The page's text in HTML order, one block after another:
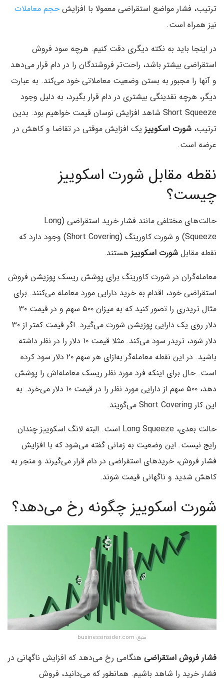
ترتیب، فشار مواضع استقراضی معمولا با افزایش حجم معاملات
نیز همراه است.
در اینجا باید به نکته دیگری دقت کنیم. هرچه سود فروش
استقراضی بیشتر باشد، راحت‌تر فروشندگان را در دام قرار می‌دهد
و آنها را مجبور به بستن وضعیت معاملاتی خود می‌کند. به عبارت
دیگر، هرچه نقدینگی بیشتری در دام قرار بگیرد، به دلیل وجود
Short Squeeze شاهد افزایش نوسان قیمت خواهیم بود. بدین
ترتیب، شورت اسکوییز یک افزایش موقتی در تقاضا و کاهش در
عرضه است.
نقطه مقابل شورت اسکوییز
چیست؟
حالت‌های مختلفی مانند فشار خرید استقراضی (Long
Squeeze) و شورت کاورینگ (Short Covering) وجود دارد که
نقطه مقابل شورت اسکوییز هستند.
معامله‌گران در شورت کاورینگ برای پوشش ریسک پوزیشن فروش
استقراضی خود، اقدام به خرید دارایی مورد معامله می‌کنند. برای
مثال تریدری را تصور کنید که به میزان ۵۰۰ سهم و در قیمت ۳۰
دلار روی یک دارایی پوزیشن شورت می‌گیرد. اگر قیمت کمتر از ۳۰
دلار شود، تریدر سود می‌کند. مثلا قیمت ۱۰ دلار را در نظر داشته
باشید. در این نقطه معامله‌گر به‌ازای هر سهم ۲۰ دلار سود کرده
است. حال برای اینکه فرد مورد نظر ریسک معامله‌اش را پوشش
دهد،‌ ۵۰۰ سهم از دارایی مورد نظر را در قیمت ۱۰ دلار می‌خرد. به
این کار Short Covering می‌گویند.
حالت بعدی، Long Squeeze است. البته لانگ اسکوییز چندان
رایج نیست. این وضعیت به زمانی گفته می‌شود که با افزایش
فشار فروش، خریدهای استقراضی در دام قرار می‌گیرند و منجر به
کاهش شدید و ناگهانی قیمت شوند.
شورت اسکوییز چگونه رخ می‌دهد؟
منبع: businessinsider.com
فشار فروش استقراضی هنگامی رخ می‌دهد که افزایش ناگهانی در
فشار خرید را شاهد باشیم. همانطور که می‌دانید، فروش